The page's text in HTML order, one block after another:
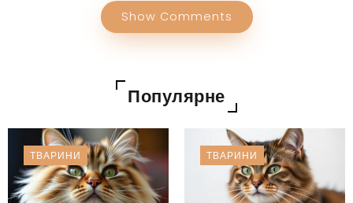
Show Comments
Популярне
ТВАРИНИ ТВАРИНИ